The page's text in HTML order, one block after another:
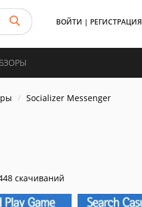
ВОЙТИ | РЕГИСТРАЦИЯ
Socializer Messenger
скачиваний